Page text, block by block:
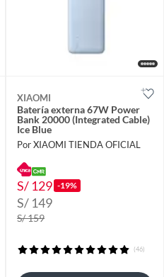
XIAOMI
Batería externa 67W Power
Bank 20000 (Integrated Cable)
Ice Blue
Por XIAOMI TIENDA OFICIAL
S/ 129 -19%
S/ 149
S/ 159
(46)